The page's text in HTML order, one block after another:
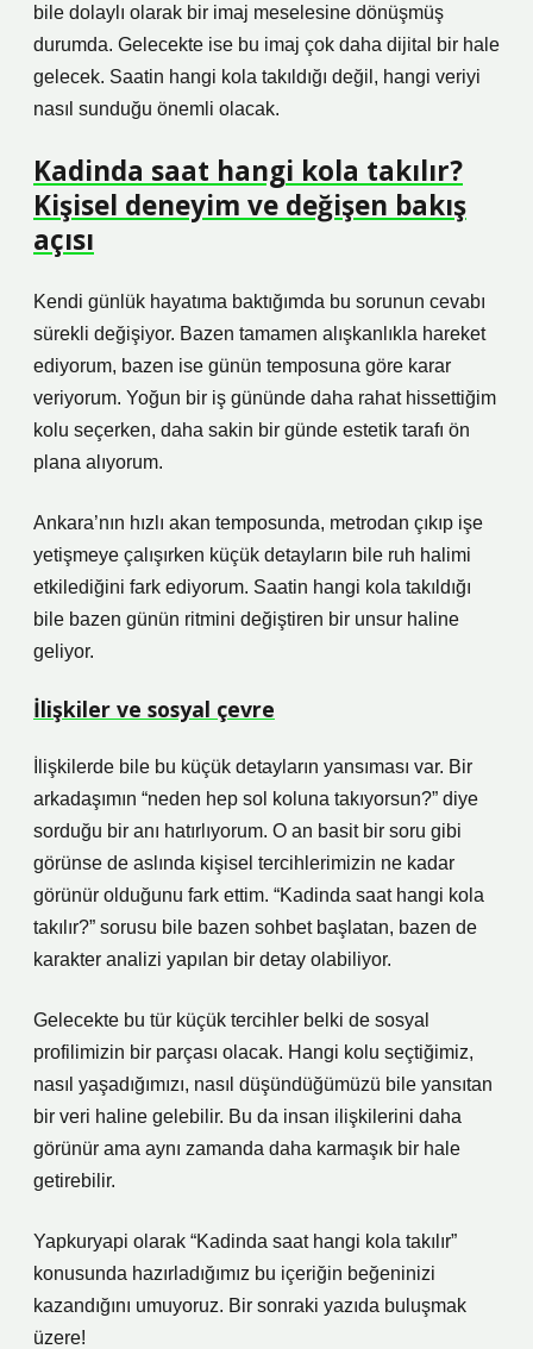
bile dolaylı olarak bir imaj meselesine dönüşmüş
durumda. Gelecekte ise bu imaj çok daha dijital bir hale
gelecek. Saatin hangi kola takıldığı değil, hangi veriyi
nasıl sunduğu önemli olacak.
Kadinda saat hangi kola takılır?
Kişisel deneyim ve değişen bakış
açısı
Kendi günlük hayatıma baktığımda bu sorunun cevabı
sürekli değişiyor. Bazen tamamen alışkanlıkla hareket
ediyorum, bazen ise günün temposuna göre karar
veriyorum. Yoğun bir iş gününde daha rahat hissettiğim
kolu seçerken, daha sakin bir günde estetik tarafı ön
plana alıyorum.
Ankara’nın hızlı akan temposunda, metrodan çıkıp işe
yetişmeye çalışırken küçük detayların bile ruh halimi
etkilediğini fark ediyorum. Saatin hangi kola takıldığı
bile bazen günün ritmini değiştiren bir unsur haline
geliyor.
İlişkiler ve sosyal çevre
İlişkilerde bile bu küçük detayların yansıması var. Bir
arkadaşımın “neden hep sol koluna takıyorsun?” diye
sorduğu bir anı hatırlıyorum. O an basit bir soru gibi
görünse de aslında kişisel tercihlerimizin ne kadar
görünür olduğunu fark ettim. “Kadinda saat hangi kola
takılır?” sorusu bile bazen sohbet başlatan, bazen de
karakter analizi yapılan bir detay olabiliyor.
Gelecekte bu tür küçük tercihler belki de sosyal
profilimizin bir parçası olacak. Hangi kolu seçtiğimiz,
nasıl yaşadığımızı, nasıl düşündüğümüzü bile yansıtan
bir veri haline gelebilir. Bu da insan ilişkilerini daha
görünür ama aynı zamanda daha karmaşık bir hale
getirebilir.
Yapkuryapi olarak “Kadinda saat hangi kola takılır”
konusunda hazırladığımız bu içeriğin beğeninizi
kazandığını umuyoruz. Bir sonraki yazıda buluşmak
üzere!